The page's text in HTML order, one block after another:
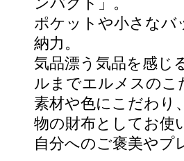
ンパクト」。
ポケットや小さなバ
納力。
気品漂う気品を感じ
ルまでエルメスのこ
素材や色にこだわり
物の財布としてお使
自分へのご褒美やプ